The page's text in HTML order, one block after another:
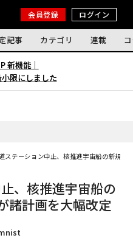
会員登録 ログイン
記事 カテゴリ 連載
新機能｜
限にしました
ステーション中止、核推進宇宙船の新規
、核推進宇宙船の
計画を大幅改定